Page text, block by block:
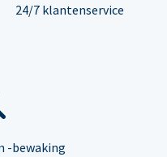
24/7 klantenservice
-bewaking